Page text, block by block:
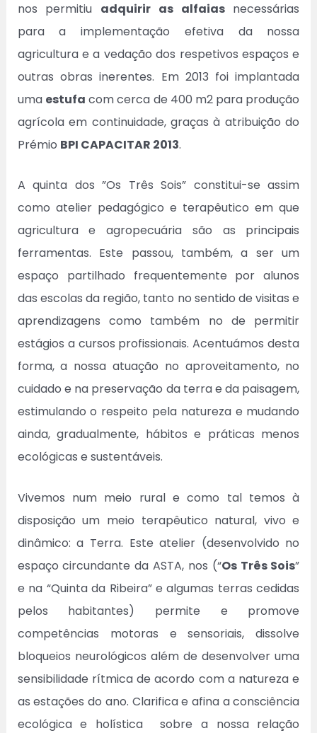
nos permitiu adquirir as alfaiasnecessárias
para a implementação efetiva da nossa
agricultura e a vedação dos respetivos espaços e
outras obras inerentes. Em 2013 foi implantada
uma estufa com cerca de 400 m2 para produção
agrícola em continuidade, graças à atribuição do
Prémio BPI CAPACITAR 2013.
A quinta dos ”Os Três Sois” constitui-se assim
como atelier pedagógico e terapêutico em que
agricultura e agropecuária são as principais
ferramentas. Este passou, também, a ser um
espaço partilhado frequentemente por alunos
das escolas da região, tanto no sentido de visitas e
aprendizagens como também no de permitir
estágios a cursos profissionais. Acentuámos desta
forma, a nossa atuação no aproveitamento, no
cuidado e na preservação da terra e da paisagem,
estimulando o respeito pela natureza e mudando
ainda, gradualmente, hábitos e práticas menos
ecológicas e sustentáveis.
Vivemos num meio rural e como tal temos à
disposição um meio terapêutico natural, vivo e
dinâmico: a Terra. Este atelier (desenvolvido no
espaço circundante da ASTA, nos (“Os TrêsSois”
e na “Quinta da Ribeira” e algumas terras cedidas
pelos habitantes) permite e promove
competências motoras e sensoriais, dissolve
bloqueios neurológicos além de desenvolver uma
sensibilidade rítmica de acordo com a natureza e
as estações do ano. Clarifica e afina a consciência
ecológica e holística sobre a nossa relação